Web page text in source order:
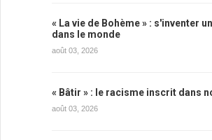
« La vie de Bohème » : s'inventer
dans le monde
août 03, 2026
« Bâtir » : le racisme inscrit dans
août 03, 2026